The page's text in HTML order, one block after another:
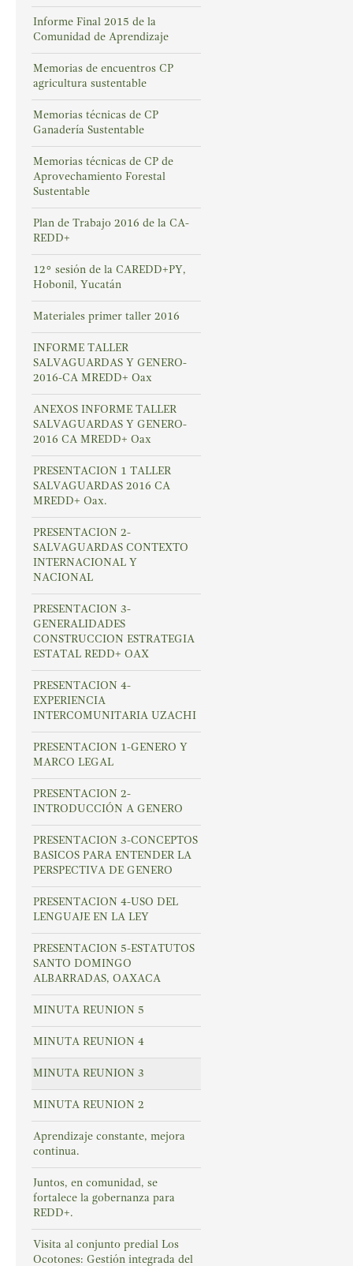
Informe Final 2015 de la
Comunidad de Aprendizaje
Memorias de encuentros CP
agricultura sustentable
Memorias técnicas de CP
Ganadería Sustentable
Memorias técnicas de CP de
Aprovechamiento Forestal
Sustentable
Plan de Trabajo 2016 de la CA-
REDD+
12° sesión de la CAREDD+PY,
Hobonil, Yucatán
Materiales primer taller 2016
INFORME TALLER
SALVAGUARDAS Y GENERO-
2016-CA MREDD+ Oax
ANEXOS INFORME TALLER
SALVAGUARDAS Y GENERO-
2016 CA MREDD+ Oax
PRESENTACION 1 TALLER
SALVAGUARDAS 2016 CA
MREDD+ Oax.
PRESENTACION 2-
SALVAGUARDAS CONTEXTO
INTERNACIONAL Y
NACIONAL
PRESENTACION 3-
GENERALIDADES
CONSTRUCCION ESTRATEGIA
ESTATAL REDD+ OAX
PRESENTACION 4-
EXPERIENCIA
INTERCOMUNITARIA UZACHI
PRESENTACION 1-GENERO Y
MARCO LEGAL
PRESENTACION 2-
INTRODUCCIÓN A GENERO
PRESENTACION 3-CONCEPTOS
BASICOS PARA ENTENDER LA
PERSPECTIVA DE GENERO
PRESENTACION 4-USO DEL
LENGUAJE EN LA LEY
PRESENTACION 5-ESTATUTOS
SANTO DOMINGO
ALBARRADAS, OAXACA
MINUTA REUNION 5
MINUTA REUNION 4
MINUTA REUNION 3
MINUTA REUNION 2
Aprendizaje constante, mejora
continua.
Juntos, en comunidad, se
fortalece la gobernanza para
REDD+.
Visita al conjunto predial Los
Ocotones: Gestión integrada del